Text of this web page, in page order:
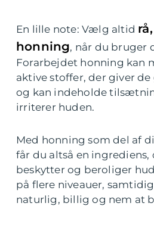
En lille note: Vælg altid
honning, når du bruger
Forarbejdet honning kan
aktive stoffer, der giver
og kan indeholde
irriterer huden.
Med honning som del af
får du altså en
beskytter og beroliger
på flere niveauer,
naturlig, billig og nem at